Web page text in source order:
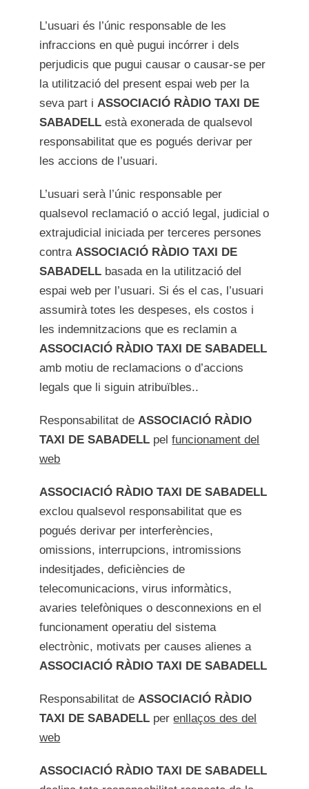
L’usuari és l’únic responsable de les
infraccions en què pugui incórrer i dels
perjudicis que pugui causar o causar-se per
la utilització del present espai web per la
seva part iASSOCIACIÓ RÀDIO TAXI DE
SABADELLestà exonerada de qualsevol
responsabilitat que es pogués derivar per
les accions de l’usuari.
L’usuari serà l’únic responsable per
qualsevol reclamació o acció legal, judicial o
extrajudicial iniciada per terceres persones
contraASSOCIACIÓ RÀDIO TAXI DE
SABADELL basada en la utilització del
espai web per l’usuari. Si és el cas, l’usuari
assumirà totes les despeses, els costos i
les indemnitzacions que es reclamin a
ASSOCIACIÓ RÀDIO TAXI DE SABADELL
amb motiu de reclamacions o d’accions
legals que li siguin atribuïbles..
Responsabilitat deASSOCIACIÓ RÀDIO
TAXI DE SABADELL pelfuncionament del
web
ASSOCIACIÓ RÀDIO TAXI DE SABADELL
exclou qualsevol responsabilitat que es
pogués derivar per interferències,
omissions, interrupcions, intromissions
indesitjades, deficiències de
telecomunicacions, virus informàtics,
avaries telefòniques o desconnexions en el
funcionament operatiu del sistema
electrònic, motivats per causes alienes a
ASSOCIACIÓ RÀDIO TAXI DE SABADELL
Responsabilitat deASSOCIACIÓ RÀDIO
TAXI DE SABADELL perenllaços des del
web
ASSOCIACIÓ RÀDIO TAXI DE SABADELL